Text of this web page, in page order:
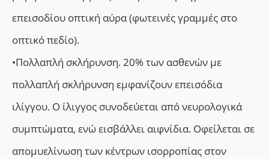
επεισοδίου οπτική αύρα (φωτεινές γραμμές στο
οπτικό πεδίο).
•Πολλαπλή σκλήρυνση. 20% των ασθενών με
πολλαπλή σκλήρυνση εμφανίζουν επεισόδια
ιλίγγου. Ο ίλιγγος συνοδεύεται από νευρολογικά
συμπτώματα, ενώ εισβάλλει αιφνίδια. Οφείλεται σε
απομυελίνωση των κέντρων ισορροπίας στον